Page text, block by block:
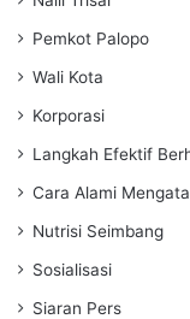
Pemkot Palopo
Wali Kota
Korporasi
Langkah Efektif
Cara Alami
Nutrisi Seimbang
Sosialisasi
Siaran Pers